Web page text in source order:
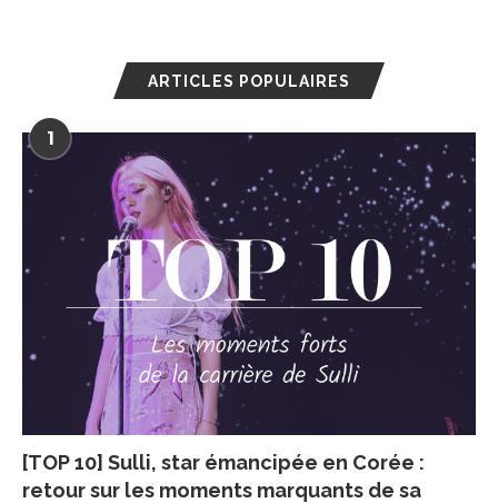
ARTICLES POPULAIRES
1
[TOP 10] Sulli, star émancipée en Corée :
retour sur les moments marquants de sa